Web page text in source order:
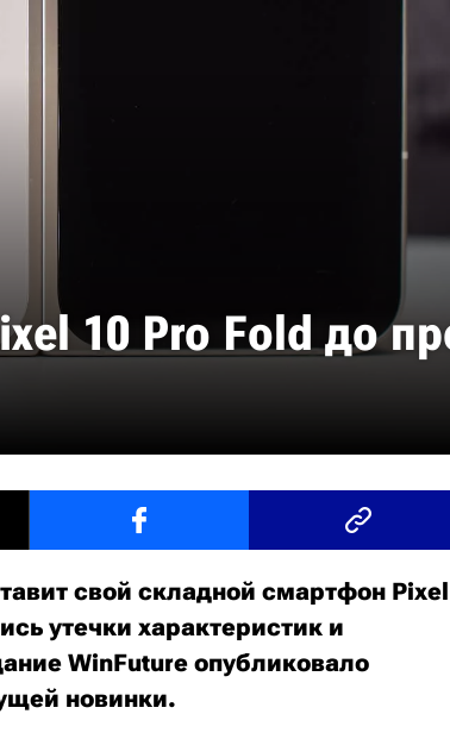
10 Pro Fold до
свой складной смартфон Pixel
утечки характеристик и
WinFuture опубликовало
новинки.